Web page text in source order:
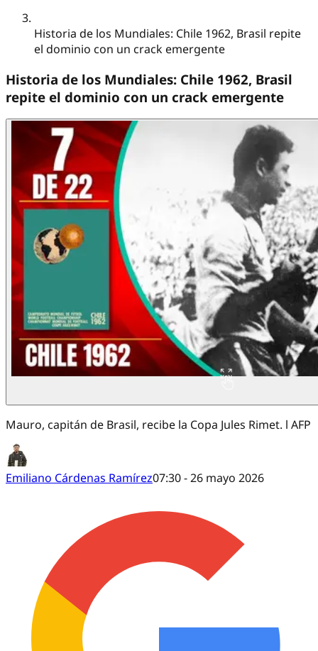
Historia de los Mundiales: Chile 1962, Brasil repite
el dominio con un crack emergente
Historia de los Mundiales: Chile 1962, Brasil
repite el dominio con un crack emergente
Mauro, capitán de Brasil, recibe la Copa Jules Rimet. l AFP
Emiliano Cárdenas Ramírez07:30 - 26 mayo 2026